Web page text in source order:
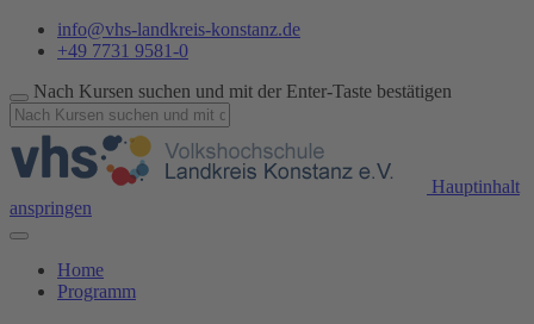
info@vhs-landkreis-konstanz.de
+49 7731 9581-0
Nach Kursen suchen und mit der Enter-Taste bestätigen
Hauptinhalt
anspringen
Home
Programm